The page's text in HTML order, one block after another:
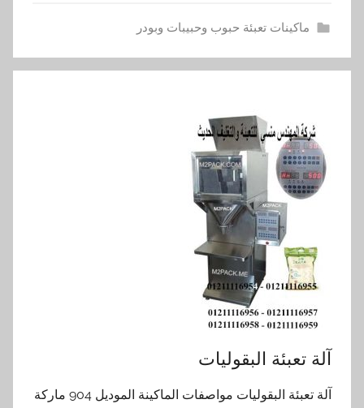
ماكينات تعبئة حبوب وحبيبات وبودر
آلة تعبئة البقوليات
آلة تعبئة البقوليات مواصفات الماكينة الموديل 904 ماركة